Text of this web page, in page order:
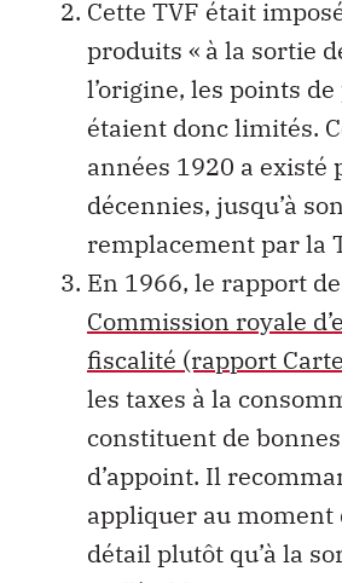
Cette TVF était
produits « à la sortie
l’origine, les points
étaient donc limités.
années 1920 a existé
décennies, jusqu’à son
remplacement par la
En 1966, le rapport
Commission royale
fiscalité (rapport
les taxes à la
constituent de
d’appoint. Il
appliquer au moment
détail plutôt qu’à la